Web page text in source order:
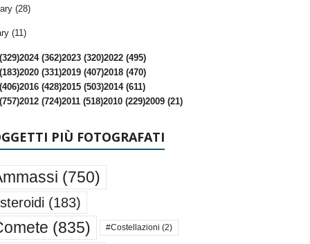
(28)
(11)
2024 (362)2023 (320)2022 (495)
2020 (331)2019 (407)2018 (470)
2016 (428)2015 (503)2014 (611)
2012 (724)2011 (518)2010 (229)2009 (21)
PIÙ FOTOGRAFATI
(750)
(183)
(835) #Costellazioni (2)